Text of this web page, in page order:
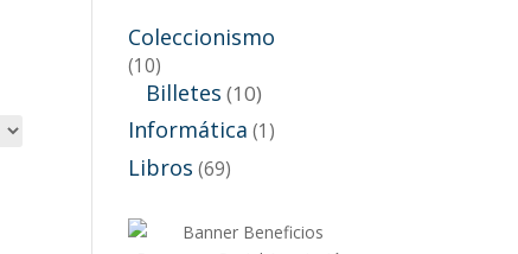
Coleccionismo
(10)
Billetes (10)
Informática (1)
Libros (69)